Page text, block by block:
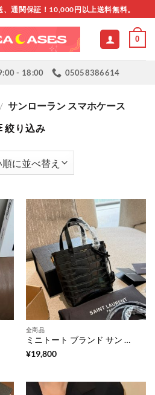
通関保証！10,000円以上送料無料。
0
- 18:00 05058386614
/ サンローラン スマホケース
絞り込み
全商品
ミニトート ブランド サン ローラン ミニ トイ ショッピング トート バッグ ワニ柄 ブランド 可愛い トート バッグ 小さめ ブランド 女性 人気 バッグ ブランド
¥19,800